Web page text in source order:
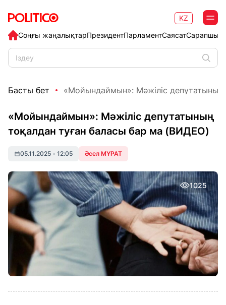
Соңғы жаңалықтарПрезидентПарламентСаясат
KZ
Басты бет «Мойындаймын»: Мәжіліс депутатының
«Мойындаймын»: Мәжіліс депутатының
тоқалдан туған баласы бар ма (ВИДЕО)
05.11.2025 • 12:05 Әсел МҰРАТ
1025